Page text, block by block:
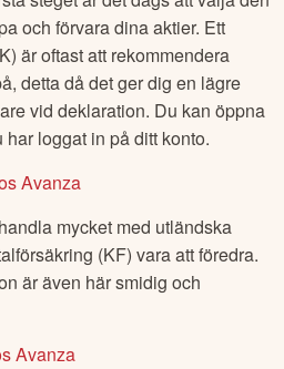
och förvara dina aktier. Ett
är oftast att rekommendera
detta då det ger dig en lägre
vid deklaration. Du kan öppna
loggat in på ditt konto.
Avanza
mycket med utländska
(KF) vara att föredra.
är även här smidig och
Avanza